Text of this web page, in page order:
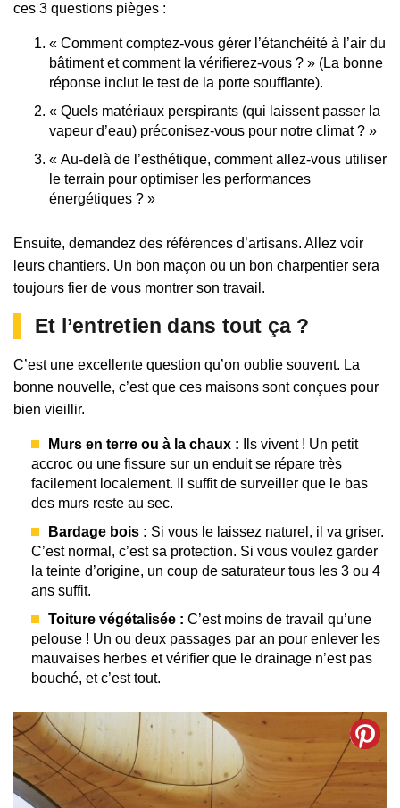
ces 3 questions pièges :
« Comment comptez-vous gérer l’étanchéité à l’air du
bâtiment et comment la vérifierez-vous ? » (La bonne
réponse inclut le test de la porte soufflante).
« Quels matériaux perspirants (qui laissent passer la
vapeur d’eau) préconisez-vous pour notre climat ? »
« Au-delà de l’esthétique, comment allez-vous utiliser
le terrain pour optimiser les performances
énergétiques ? »
Ensuite, demandez des références d’artisans. Allez voir
leurs chantiers. Un bon maçon ou un bon charpentier sera
toujours fier de vous montrer son travail.
Et l’entretien dans tout ça ?
C’est une excellente question qu’on oublie souvent. La
bonne nouvelle, c’est que ces maisons sont conçues pour
bien vieillir.
Murs en terre ou à la chaux : Ils vivent ! Un petit
accroc ou une fissure sur un enduit se répare très
facilement localement. Il suffit de surveiller que le bas
des murs reste au sec.
Bardage bois : Si vous le laissez naturel, il va griser.
C’est normal, c’est sa protection. Si vous voulez garder
la teinte d’origine, un coup de saturateur tous les 3 ou 4
ans suffit.
Toiture végétalisée : C’est moins de travail qu’une
pelouse ! Un ou deux passages par an pour enlever les
mauvaises herbes et vérifier que le drainage n’est pas
bouché, et c’est tout.